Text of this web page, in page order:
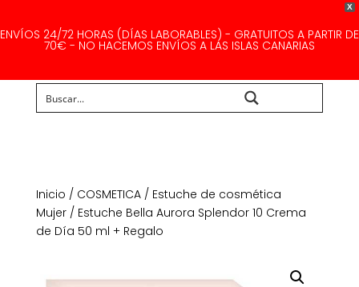
X
ENVÍOS 24/72 HORAS (DÍAS LABORABLES) - GRATUITOS A PARTIR DE
70€ - NO HACEMOS ENVÍOS A LAS ISLAS CANARIAS
Inicio / COSMETICA/ Estuche de cosmética
Mujer/ Estuche Bella Aurora Splendor 10 Crema
de Día 50 ml + Regalo